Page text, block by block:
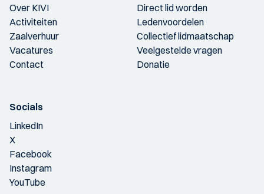
Over KIVI
Activiteiten
Zaalverhuur
Vacatures
Contact
Direct lid worden
Ledenvoordelen
Collectief lidmaatschap
Veelgestelde vragen
Donatie
Socials
LinkedIn
X
Facebook
Instagram
YouTube